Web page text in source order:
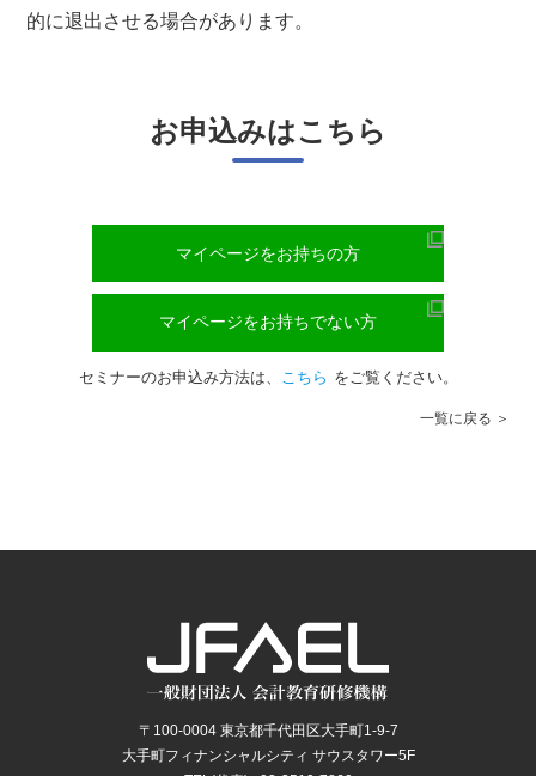
的に退出させる場合があります。
お申込みはこちら
マイページをお持ちの方
マイページをお持ちでない方
セミナーのお申込み方法は、 こちら をご覧ください。
一覧に戻る
〒100-0004 東京都千代田区大手町1-9-7
大手町フィナンシャルシティ サウスタワー5F